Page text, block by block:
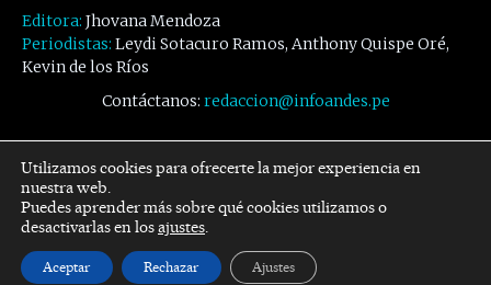
Editora: Jhovana Mendoza
Periodistas: Leydi Sotacuro Ramos, Anthony Quispe Oré,
Kevin de los Ríos
Contáctanos: redaccion@infoandes.pe
Síguenos
Facebook Twitter Youtube
Utilizamos cookies para ofrecerte la mejor experiencia en
nuestra web.
Puedes aprender más sobre qué cookies utilizamos o
desactivarlas en losajustes.
Aceptar Rechazar Ajustes